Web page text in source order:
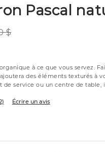
Pascal
$
à ce que vous servez.
des éléments texturés à
de service ou un centre de table,
Écrire un avis